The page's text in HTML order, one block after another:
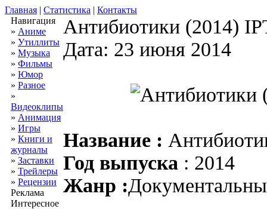
Главная | Статистика | Контакты
Навигация
» Аниме
» Утиллиты
» Музыка
» Фильмы
» Юмор
» Разное
»
Видеоклипы
» Анимация
» Игры
» Книги и
журналы
» Заставки
» Трейлеры
» Рецензии
Реклама
Интересное
Антибиотики (2014)
Дата: 23 июня 2014
Название :
Год выпуска : 2014
Жанр :